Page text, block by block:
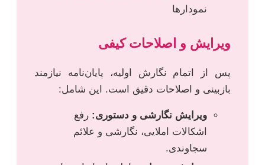
نمودارها
ویرایش و اصلاحات کیفی
پس از اتمام نگارش اولیه، پایان‌نامه نیازمند
بازبینی و اصلاحات دقیق است. این شامل:
ویرایش نگارشی و دستوری: رفع
اشکالات املایی، نگارشی و علائم
سجاوندی.